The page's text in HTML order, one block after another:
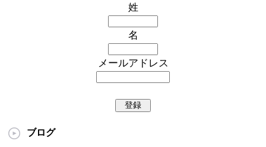
姓
名
メールアドレス
ブログ